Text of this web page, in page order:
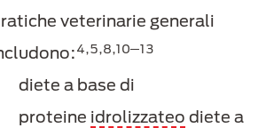
veterinarie generali
4,5,8,10─13
diete a base di
proteine idrolizzateo diete a